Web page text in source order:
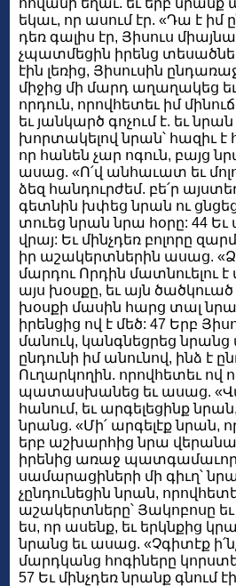
հովանի եղաւ. եւ երբ
եկաւ, որ ասում էր. «Դա է իմ
դեռ գալիս էր, Յիսուս
չպատմեցին իրենց
էին լեռից, Յիսուսին
միջից մի մարդ աղաղակեց
որդուն, որովհետեւ իմ
եւ յանկարծ գոչում է. եւ
խորտակելով նրան՝ հազիւ
որ հանեն չար ոգուն, բայց
ասաց. «Ո՛վ անհաւատ եւ
ձեզ հանդուրժեմ. բե՛ր
գետնին խփեց նրան ու
տուեց նրան նրա հօրը: 44 Եւ
վրայ: Եւ մինչդեռ բոլորը
իր աշակերտներին ասաց.
մարդու Որդին մատնուելու
այս խօսքը, եւ այն
խօսքի մասին հարց տալ
իրենցից ով է մեծ: 47 Երբ
մանուկ, կանգնեցրեց նրանց
ընդունի իմ անունով, ինձ է
Ուղարկողին. որովհետեւ ով
պատասխանեց եւ ասաց.
հանում, եւ արգելեցինք
նրանց. «Մի՛ արգելէք նրան,
երբ աշխարհից նրա
իրենից առաջ
սամարացիների մի գիւղ՝
չընդունեցին նրան,
աշակերտները՝ Յակոբոսը
ես, որ ասենք, եւ երկնքից
նրանց եւ ասաց. «Չգիտէք
մարդկանց հոգիները
57 Եւ մինչդեռ նրանք